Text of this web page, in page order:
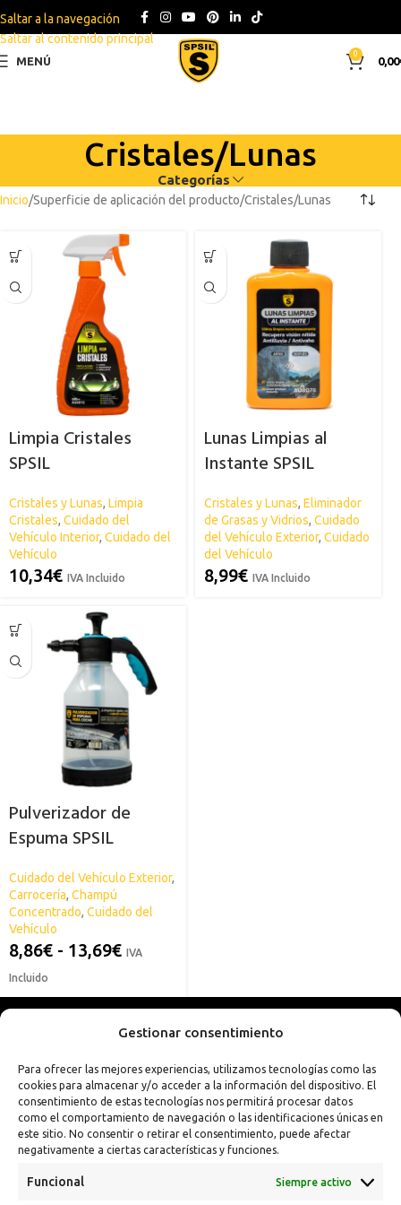
Gestionar consentimiento
Para ofrecer las mejores experiencias, utilizamos tecnologías como las
cookies para almacenar y/o acceder a la información del dispositivo. El
consentimiento de estas tecnologías nos permitirá procesar datos
como el comportamiento de navegación o las identificaciones únicas en
este sitio. No consentir o retirar el consentimiento, puede afectar
negativamente a ciertas características y funciones.
Funcional Siempre activo
Saltar a la navegación
Saltar al contenido principal
MENÚ
0
0,00
Cristales/Lunas
Categorías
Inicio Superficie de aplicación del producto Cristales/Lunas
Limpia Cristales
SPSIL
Cristales y Lunas, Limpia
Cristales, Cuidado del
Vehículo Interior, Cuidado del
Vehículo
10,34€ IVA Incluido
Lunas Limpias al
Instante SPSIL
Cristales y Lunas, Eliminador
de Grasas y Vidrios, Cuidado
del Vehículo Exterior, Cuidado
del Vehículo
8,99€ IVA Incluido
Pulverizador de
Espuma SPSIL
Cuidado del Vehículo Exterior,
Carrocería, Champú
Concentrado, Cuidado del
Vehículo
8,86€ - 13,69€ IVA
Incluido